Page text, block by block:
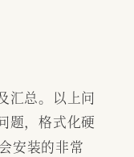
汇总。以上问
题，格式化硬
安装的非常